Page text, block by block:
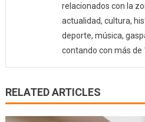
relacionados con la
actualidad, cultura,
deporte, música,
contando con más de
RELATED ARTICLES